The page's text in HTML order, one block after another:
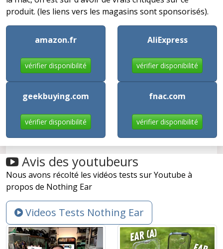
produit. (les liens vers les magasins sont sponsorisés).
amazon.fr
vérifier disponibilité
AliExpress
vérifier disponibilité
geekbuying.com
vérifier disponibilité
fnac.com
vérifier disponibilité
Avis des youtubeurs
Nous avons récolté les vidéos tests sur Youtube à
propos de Nothing Ear
Videos Tests Nothing Ear